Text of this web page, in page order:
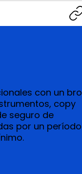
con un
copy
seguro de
por un período